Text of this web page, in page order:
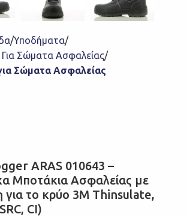
Υποδήματα
Σώματα Ασφαλείας
Σώματα Ασφαλείας
ARAS 010643 –
Μποτάκια Ασφαλείας με
για το κρύο 3M Thinsulate,
CI)